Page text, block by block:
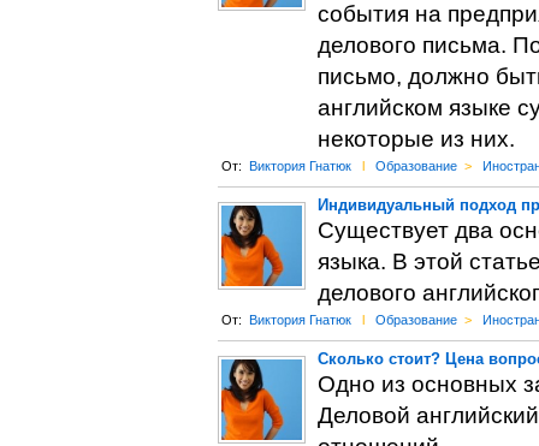
события на
делового письма.
письмо, должно
английском языке
некоторые из них.
От: Виктория Гнатюк l Образование >
Индивидуальный подход
Существует два
языка. В этой
делового
От: Виктория Гнатюк l Образование >
Сколько стоит? Цена
Одно из основных
Деловой